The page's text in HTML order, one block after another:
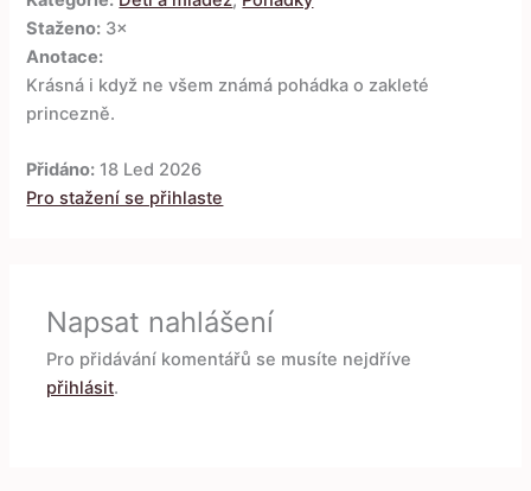
Staženo: 3×
Anotace:
Krásná i když ne všem známá pohádka o zakleté
princezně.
Přidáno: 18 Led 2026
Pro stažení se přihlaste
Napsat nahlášení
Pro přidávání komentářů se musíte nejdříve
přihlásit.